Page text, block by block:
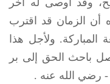
أن الزمان قد اقترب
ولأجل هذا
باحث الحق إلى بر
- رضي الله عنه .